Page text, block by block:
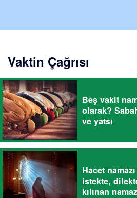
Vaktin Çağrısı
Beş vakit
olarak?
ve yatsı
Hacet
istekte,
kılınan